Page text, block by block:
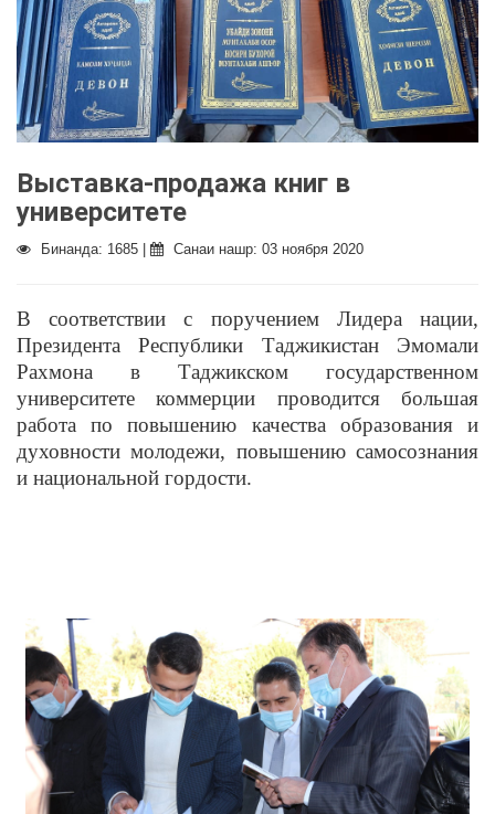
Выставка-продажа книг в
университете
Бинанда: 1685 | Санаи нашр: 03 ноября 2020
В соответствии с поручением Лидера нации,
Президента Республики Таджикистан Эмомали
Рахмона в Таджикском государственном
университете коммерции проводится большая
работа по повышению качества образования и
духовности молодежи, повышению самосознания
и национальной гордости.